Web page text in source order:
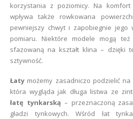
korzystania z poziomicy. Na
wpływa także rowkowana
pewniejszy chwyt i zapobiegnie jego
pomiaru. Niektóre modele mogą
sfazowaną na kształt klina – dzięki
sztywność.
Łaty możemy zasadniczo podzielić
która wygląda jak długa listwa ze
łatę tynkarską – przeznaczoną
gładzi tynkowych. Wśród łat